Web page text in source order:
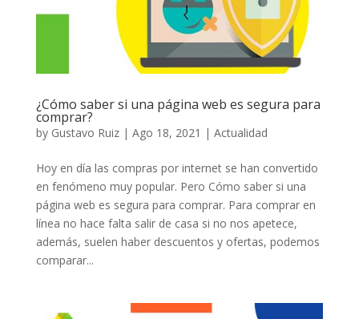
¿Cómo saber si una página web es segura para
comprar?
by Gustavo Ruiz| Ago 18, 2021 | Actualidad
Hoy en día las compras por internet se han convertido
en fenómeno muy popular. Pero Cómo saber si una
página web es segura para comprar. Para comprar en
línea no hace falta salir de casa si no nos apetece,
además, suelen haber descuentos y ofertas, podemos
comparar...